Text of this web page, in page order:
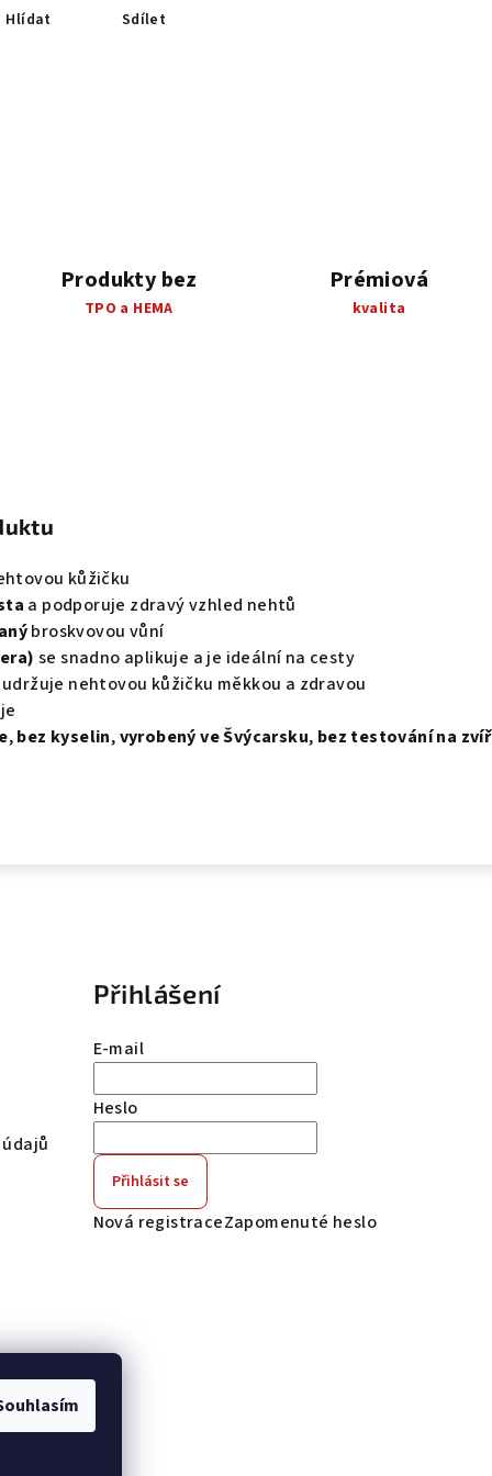
Hlídat Sdílet
Produkty bez
TPO a HEMA
Prémiová
kvalita
kůžičku
a podporuje zdravý vzhled nehtů
broskvovou vůní
se snadno aplikuje a je ideální na cesty
nehtovou kůžičku měkkou a zdravou
,bez kyselin,vyrobený ve Švýcarsku, bez testování na
Přihlášení
E-mail
Heslo
Přihlásit se
Nová registraceZapomenuté heslo